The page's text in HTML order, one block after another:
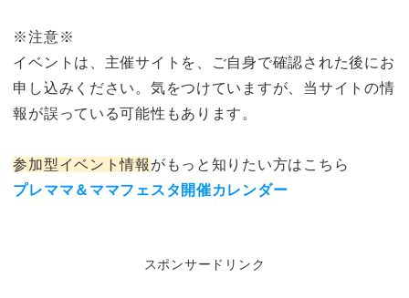
※注意※
イベントは、主催サイトを、ご自身で確認された後にお
申し込みください。気をつけていますが、当サイトの情
報が誤っている可能性もあります。
参加型イベント情報 がもっと知りたい方はこちら
プレママ＆ママフェスタ開催カレンダー
スポンサードリンク